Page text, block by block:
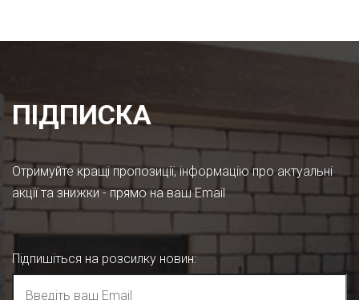
ПІДПИСКА
Отримуйте кращі пропозиції, інформацію про актуальні
акції та знижки - прямо на ваш Email
Підпишіться на розсилку новин: